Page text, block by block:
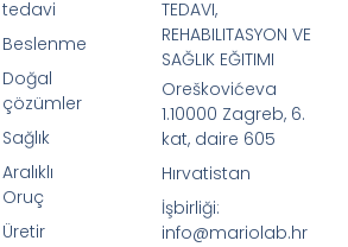
tedavi
Beslenme
Doğal
çözümler
Sağlık
Aralıklı
Oruç
Üretir
TEDAVI,
REHABILITASYON VE
SAĞLIK EĞITIMI
Oreškovićeva
1.10000 Zagreb, 6.
kat, daire 605
Hırvatistan
İşbirliği:
info@mariolab.hr